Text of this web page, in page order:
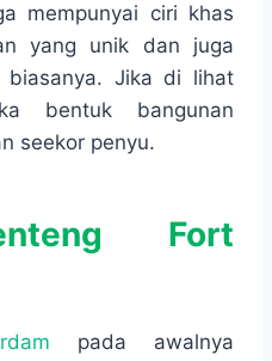
mempunyai ciri khas
yang unik dan juga
Jika di lihat
bentuk bangunan
seekor penyu.
Fort
pada awalnya